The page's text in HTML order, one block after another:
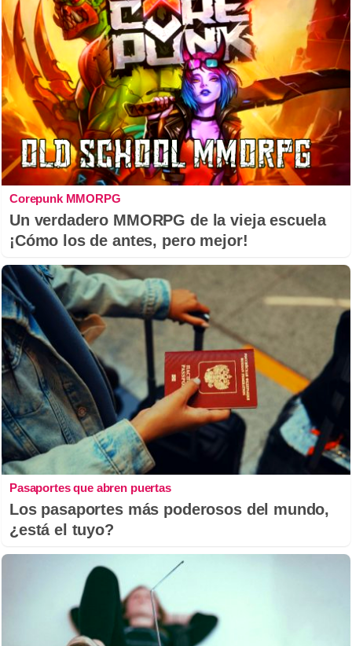
Corepunk MMORPG
Un verdadero MMORPG de la vieja escuela
¡Cómo los de antes, pero mejor!
Pasaportes que abren puertas
Los pasaportes más poderosos del mundo,
¿está el tuyo?